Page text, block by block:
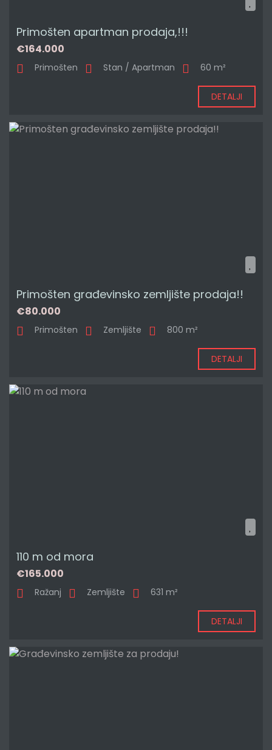
Primošten apartman prodaja,!!!
€164.000
Primošten Stan / Apartman 60 m²
DETALJI
Primošten građevinsko zemljište prodaja!!
€80.000
Primošten Zemljište 800 m²
DETALJI
110 m od mora
€165.000
Ražanj Zemljište 631 m²
DETALJI